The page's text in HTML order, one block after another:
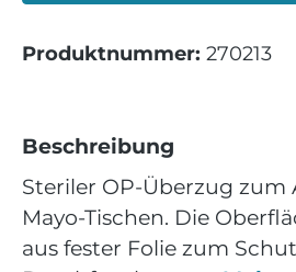
Produktnummer: 270213
Beschreibung
Steriler OP-Überzug zum
Mayo-Tischen. Die
aus fester Folie zum